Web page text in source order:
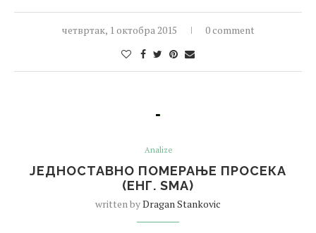
четвртак, 1 октобра 2015 0 comment
Analize
ЈЕДНОСТАВНО ПОМЕРАЊЕ ПРОСЕКА
(ЕНГ. SMA)
written byDragan Stankovic